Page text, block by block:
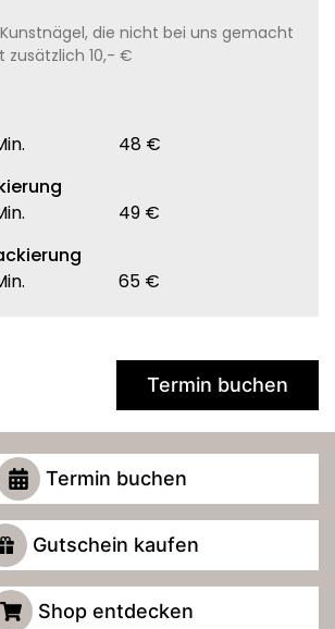
die nicht bei uns gemacht
zusätzlich 10,- €
48 €
49 €
65 €
Termin buchen
Termin buchen
Gutschein kaufen
Shop entdecken